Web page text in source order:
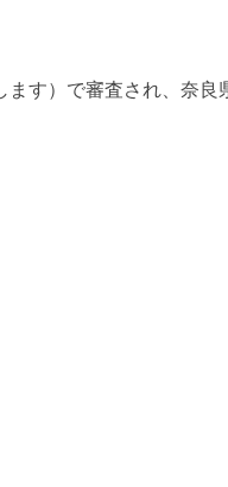
す）で審査され、奈良